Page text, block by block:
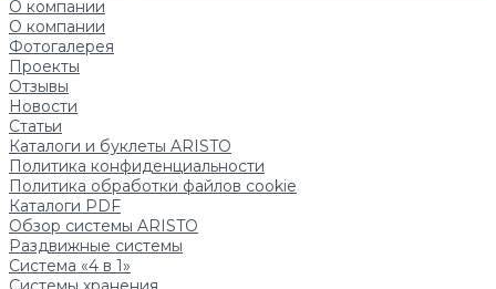
О компании
О компании
Фотогалерея
Проекты
Отзывы
Новости
Статьи
Каталоги и буклеты ARISTO
Политика конфиденциальности
Политика обработки файлов cookie
Каталоги PDF
Обзор системы ARISTO
Раздвижные системы
Система «4 в 1»